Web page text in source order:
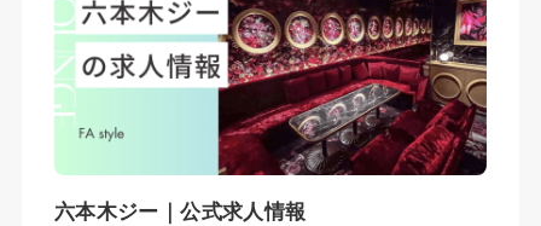
六本木ジー｜公式求人情報